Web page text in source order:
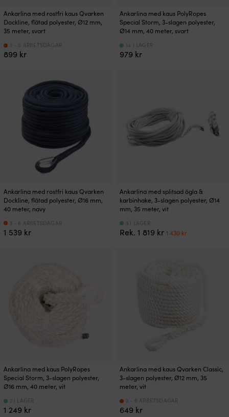
Ankarlina med rostfri kaus Qvarken
Dockline, flätad polyester, Ø12 mm,
35 meter, svart
899 kr
3 - 6 ARBETSDAGAR
Ankarlina med kaus PolyRopes
Special Storm, 3-slagen polyester,
Ø14 mm, 40 meter, svart
979 kr
14 I LAGER
Ankarlina med rostfri kaus Qvarken
Dockline, flätad polyester, Ø16 mm,
40 meter, navy
1 539 kr
3 - 6 ARBETSDAGAR
Ankarlina med splitsad ögla &
karbinhake, 3-slagen polyester, Ø14
mm, 35 meter, vit
Rek.1 819 krDet
1 430 krDet
3 I LAGER
Ankarlina med kaus PolyRopes
Special Storm, 3-slagen polyester,
Ø16 mm, 40 meter, vit
1 249 kr
2 I LAGER
Ankarlina med kaus Qvarken Classic,
3-slagen polyester, Ø12 mm, 35
meter, vit
649 kr
3 - 6 ARBETSDAGAR